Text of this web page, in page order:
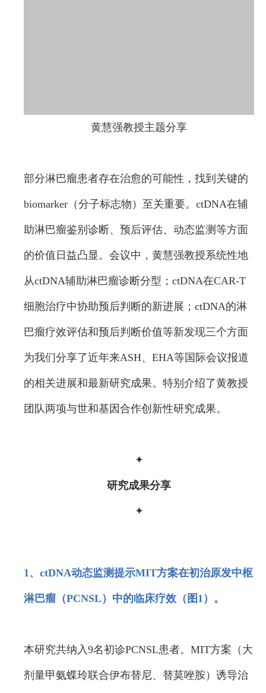
黄慧强教授主题分享
部分淋巴瘤患者存在治愈的可能性，找到关键的
biomarker（分子标志物）至关重要。ctDNA在辅
助淋巴瘤鉴别诊断、预后评估、动态监测等方面
的价值日益凸显。会议中，黄慧强教授系统性地
从ctDNA辅助淋巴瘤诊断分型；ctDNA在CAR-T
细胞治疗中协助预后判断的新进展；ctDNA的淋
巴瘤疗效评估和预后判断价值等新发现三个方面
为我们分享了近年来ASH、EHA等国际会议报道
的相关进展和最新研究成果。特别介绍了黄教授
团队两项与世和基因合作创新性研究成果。
✦
研究成果分享
✦
1、ctDNA动态监测提示MIT方案在初治原发中枢
淋巴瘤（PCNSL）中的临床疗效（图1）。
本研究共纳入9名初诊PCNSL患者。MIT方案（大
剂量甲氨蝶玲联合伊布替尼、替莫唑胺）诱导治